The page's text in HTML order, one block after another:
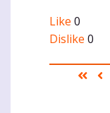
Like 0
Dislike 0
Pagination
First